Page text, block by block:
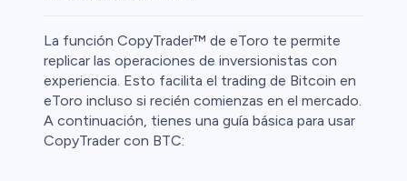
La función CopyTrader™ de eToro te permite
replicar las operaciones de inversionistas con
experiencia. Esto facilita el trading de Bitcoin en
eToro incluso si recién comienzas en el mercado.
A continuación, tienes una guía básica para usar
CopyTrader con BTC: